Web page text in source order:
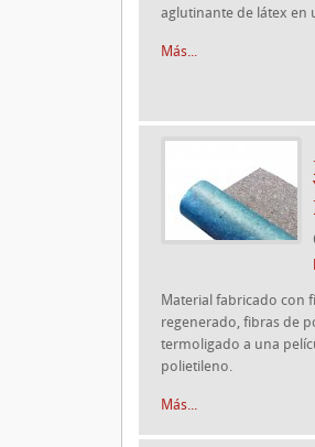
aglutinante de látex en
Más...
Material fabricado con
regenerado, fibras de
termoligado a una
polietileno.
Más...